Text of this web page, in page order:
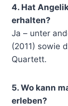
4. Hat
erhalten?
Ja – unter
(2011) sowie
Quartett.
5. Wo kann
erleben?